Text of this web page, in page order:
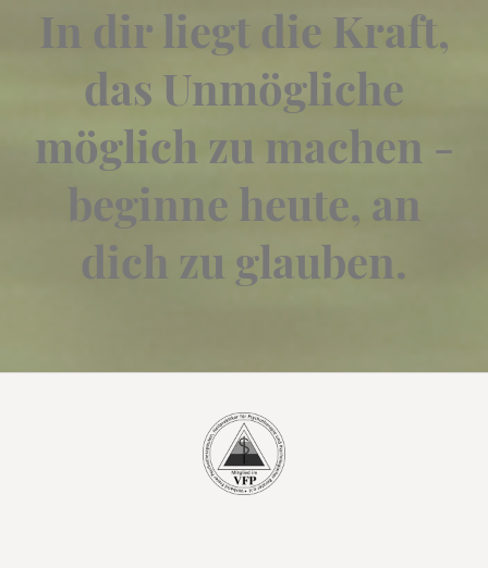
In dir liegt die Kraft,
das Unmögliche
möglich zu machen -
beginne heute, an
dich zu glauben.